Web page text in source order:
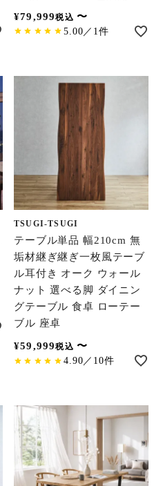
¥79,999税込 〜
5.00／1件
TSUGI-TSUGI
テーブル単品 幅210cm 無
垢材継ぎ継ぎ一枚風テーブ
ル耳付き オーク ウォール
ナット 選べる脚 ダイニン
グテーブル 食卓 ローテー
ブル 座卓
¥59,999税込 〜
4.90／10件